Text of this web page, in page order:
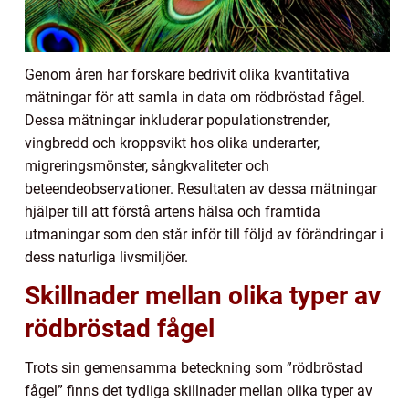
Genom åren har forskare bedrivit olika kvantitativa
mätningar för att samla in data om rödbröstad fågel.
Dessa mätningar inkluderar populationstrender,
vingbredd och kroppsvikt hos olika underarter,
migreringsmönster, sångkvaliteter och
beteendeobservationer. Resultaten av dessa mätningar
hjälper till att förstå artens hälsa och framtida
utmaningar som den står inför till följd av förändringar i
dess naturliga livsmiljöer.
Skillnader mellan olika typer av
rödbröstad fågel
Trots sin gemensamma beteckning som ”rödbröstad
fågel” finns det tydliga skillnader mellan olika typer av